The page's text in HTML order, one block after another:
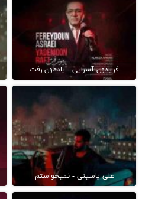
فریدون آسرایی - یادمون رفت
علی یاسینی - نمیخواستم